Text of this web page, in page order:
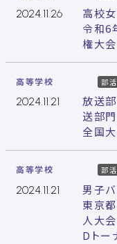
2024.11.26
高校
令和6
権大会
高等学校 部
2024.11.21
放送
送部門
全国
高等学校 部
2024.11.21
男子
東京
人大会
Dトー